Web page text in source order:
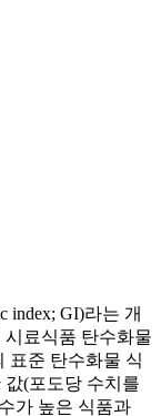
index; GI)라는 개
료식품 탄수화물
표준 탄수화물 식
(포도당 수치를
가 높은 식품과